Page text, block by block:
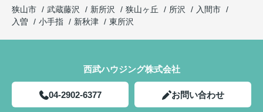
狭山市
武蔵藤沢 新所沢 狭山ヶ丘 所沢
入間市
入曽
小手指 新秋津 東所沢
西武ハウジング株式会社
04-2902-6377 お問い合わせ